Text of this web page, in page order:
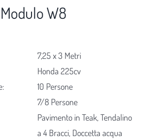
Modulo W8
7,25 x 3 Metri
Honda 225cv
10 Persone
7/8 Persone
Pavimento in Teak, Tendalino
a 4 Bracci, Doccetta acqua